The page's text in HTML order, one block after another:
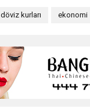
döviz kurları ekonomi